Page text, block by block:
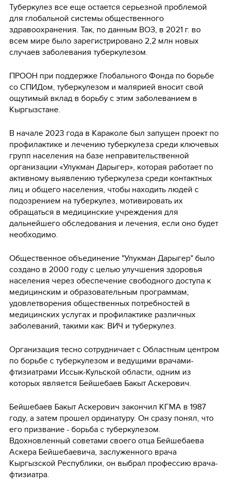
Туберкулез все еще остается серьезной проблемой
для глобальной системы общественного
здравоохранения. Так, по данным ВОЗ, в 2021 г. во
всем мире было зарегистрировано 2,2 млн новых
случаев заболевания туберкулезом.
ПРООН при поддержке Глобального Фонда по борьбе
со СПИДом, туберкулезом и малярией вносит свой
ощутимый вклад в борьбу с этим заболеванием в
Кыргызстане.
В начале 2023 года в Караколе был запущен проект по
профилактике и лечению туберкулеза среди ключевых
групп населения на базе неправительственной
организации «Улукман Дарыгер», которая работает по
активному выявлению туберкулеза среди контактных
лиц и общего населения, чтобы находить людей с
подозрением на туберкулез, мотивировать их
обращаться в медицинские учреждения для
дальнейшего обследования и лечения, если оно будет
необходимо.
Общественное объединение "Улукман Дарыгер" было
создано в 2000 году с целью улучшения здоровья
населения через обеспечение свободного доступа к
медицинским и образовательным программам,
удовлетворения общественных потребностей в
медицинских услугах и профилактике различных
заболеваний, такими как: ВИЧ и туберкулез.
Организация тесно сотрудничает с Областным центром
по борьбе с туберкулезом и ведущими врачами-
фтизиатрами Иссык-Кульской области, одним из
которых является Бейшебаев Бакыт Аскерович.
Бейшебаев Бакыт Аскерович закончил КГМА в 1987
году, а затем прошел ординатуру. Он сразу понял, что
его призвание - борьба с туберкулезом.
Вдохновленный советами своего отца Бейшебаева
Аскера Бейшебаевича, заслуженного врача
Кыргызской Республики, он выбрал профессию врача-
фтизиатра.